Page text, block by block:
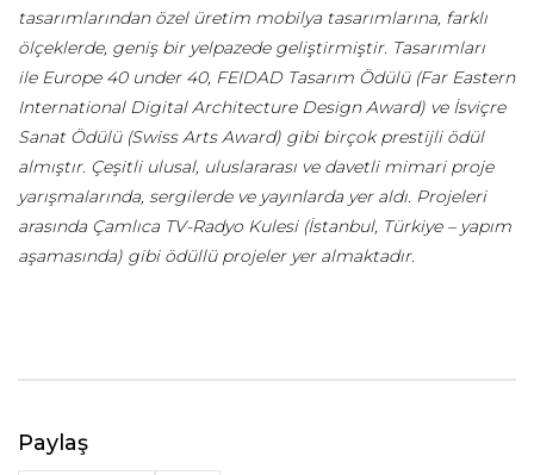
tasarımlarından özel üretim mobilya tasarımlarına, farklı
ölçeklerde, geniş bir yelpazede geliştirmiştir. Tasarımları
ile Europe 40 under 40, FEIDAD Tasarım Ödülü (Far Eastern
International Digital Architecture Design Award) ve İsviçre
Sanat Ödülü (Swiss Arts Award) gibi birçok prestijli ödül
almıştır. Çeşitli ulusal, uluslararası ve davetli mimari proje
yarışmalarında, sergilerde ve yayınlarda yer aldı. Projeleri
arasında Çamlıca TV-Radyo Kulesi (İstanbul, Türkiye – yapım
aşamasında) gibi ödüllü projeler yer almaktadır.
Paylaş